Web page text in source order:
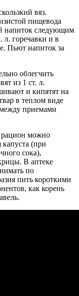
вяз.
пищевода
напиток следующим
л. горечавки и в
Пьют напиток за
облегчить
из 1 ст. л.
и кипятят на
в теплом виде
приемами
рацион можно
(при
сока),
В аптеке
по
пить короткими
как корень